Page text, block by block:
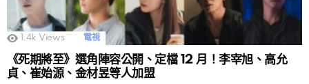
1.4k Views 電視
《死期將至》選角陣容公開、定檔 12 月！李宰旭、高允
貞、崔始源、金材昱等人加盟